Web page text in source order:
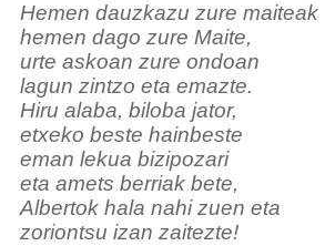
Hemen dauzkazu zure maiteak
hemen dago zure Maite,
urte askoan zure ondoan
lagun zintzo eta emazte.
Hiru alaba, biloba jator,
etxeko beste hainbeste
eman lekua bizipozari
eta amets berriak bete,
Albertok hala nahi zuen eta
zoriontsu izan zaitezte!